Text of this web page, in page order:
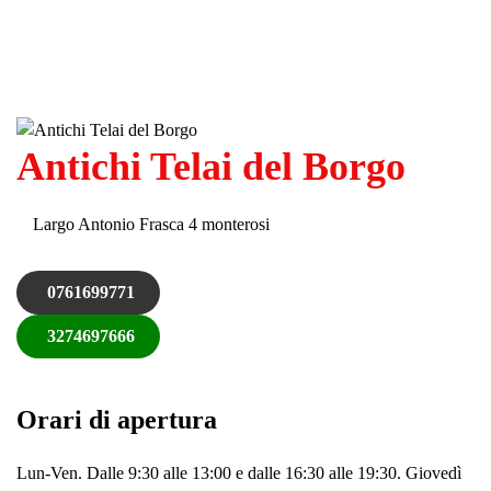
Antichi Telai del Borgo
Largo Antonio Frasca 4 monterosi
0761699771
3274697666
Orari di apertura
Lun-Ven. Dalle 9:30 alle 13:00 e dalle 16:30 alle 19:30. Giovedì